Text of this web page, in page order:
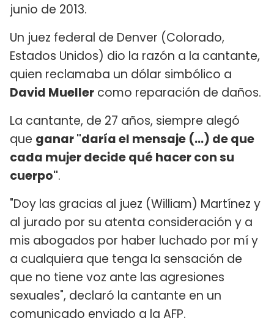
junio de 2013.
Un juez federal de Denver (Colorado,
Estados Unidos) dio la razón a la cantante,
quien reclamaba un dólar simbólico a
David Mueller como reparación de daños.
La cantante, de 27 años, siempre alegó
que ganar "daría el mensaje (...) de que
cada mujer decide qué hacer con su
cuerpo".
"Doy las gracias al juez (William) Martínez y
al jurado por su atenta consideración y a
mis abogados por haber luchado por mí y
a cualquiera que tenga la sensación de
que no tiene voz ante las agresiones
sexuales", declaró la cantante en un
comunicado enviado a la AFP.